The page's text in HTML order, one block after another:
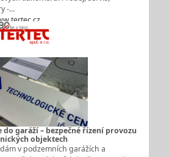
-…
do garáží – bezpečné řízení provozu
objektech
v podzemních garážích a